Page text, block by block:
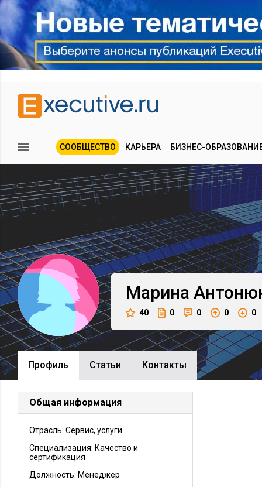
СООБЩЕСТВО КАРЬЕРА БИЗНЕС-
Марина
40 0 0 0 0
Профиль Cтатьи Контакты
Общая информация
Отрасль: Сервис, услуги
Специализация: Качество и
сертификация
Должность: Менеджер